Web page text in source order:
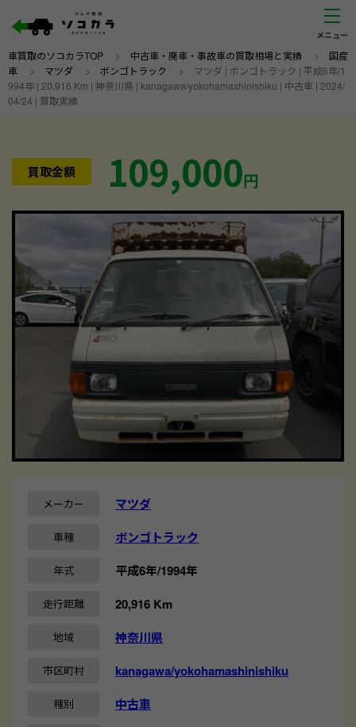
車買取のソコカラTOP > 中古車・廃車・事故車の買取相場と実績 > 国産
車 > マツダ > ボンゴトラック > マツダ | ボンゴトラック | 平成6年/1
994年 | 20,916 Km | 神奈川県 | kanagawa/yokohamashinishiku | 中古車 | 2024/
04/24 | 買取実績
買取金額 109,000円
メーカー マツダ
車種 ボンゴトラック
年式 平成6年/1994年
走行距離 20,916 Km
地域 神奈川県
市区町村 kanagawa/yokohamashinishiku
種別 中古車